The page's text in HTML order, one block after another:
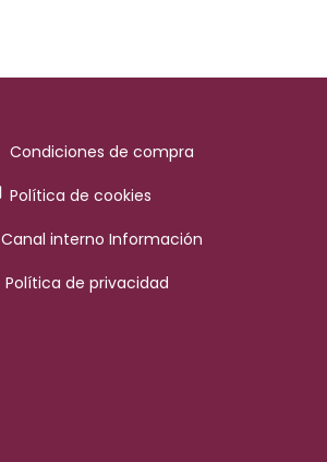
Condiciones de compra
Política de cookies
Canal interno Información
Política de privacidad